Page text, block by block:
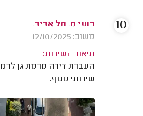
רועי מ. תל אביב.
משוב: 12/10/2025
תיאור השירות:
העברת דירה מרמת גן
שירותי מנוף.
10